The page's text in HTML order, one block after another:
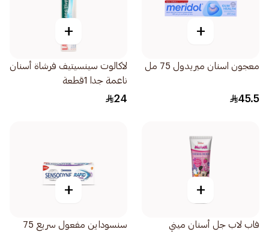
+
معجون اسنان ميريدول 75 مل
45.5
+
لاكالوت سينسيتيف فرشاة أسنان
ناعمة جدا 1قطعة
24
+
فاب لاب جل أسنان ميني
+
سنسوداين مفعول سريع 75